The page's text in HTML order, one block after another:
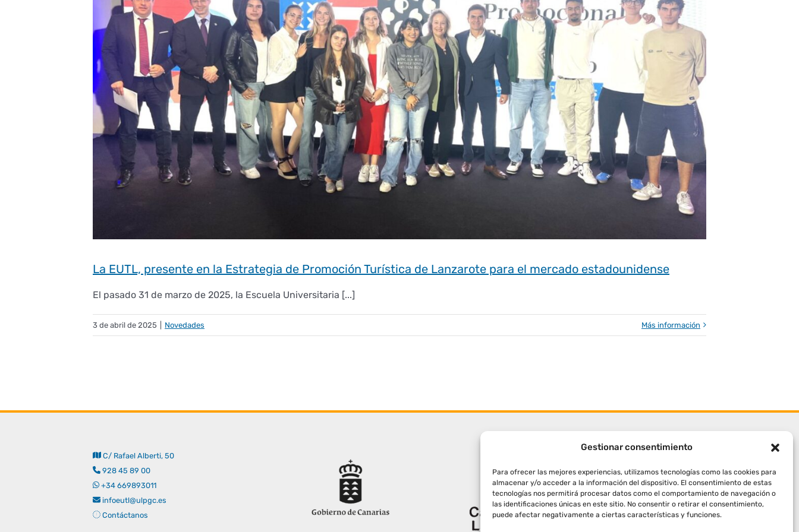
Gestionar consentimiento
Para ofrecer las mejores experiencias, utilizamos tecnologías como las cookies para
almacenar y/o acceder a la información del dispositivo. El consentimiento de estas
tecnologías nos permitirá procesar datos como el comportamiento de navegación o
las identificaciones únicas en este sitio. No consentir o retirar el consentimiento,
puede afectar negativamente a ciertas características y funciones.
La EUTL, presente en la Estrategia de Promoción Turística de Lanzarote para el mercado estadounidense
El pasado 31 de marzo de 2025, la Escuela Universitaria [...]
3 de abril de 2025 Novedades Más información
C/ Rafael Alberti, 50
928 45 89 00
+34 669893011
infoeutl@ulpgc.es
Contáctanos